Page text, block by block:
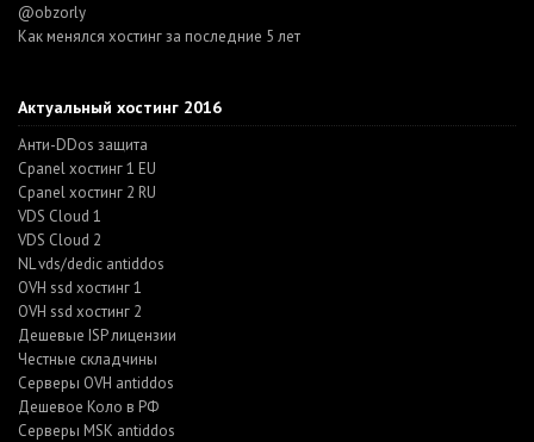
@obzorly
Как менялся хостинг за последние 5 лет
Актуальный хостинг 2016
Анти-DDos защита
Cpanel хостинг 1 EU
Cpanel хостинг 2 RU
VDS Cloud 1
VDS Cloud 2
NL vds/dedic antiddos
OVH ssd хостинг 1
OVH ssd хостинг 2
Дешевые ISP лицензии
Честные складчины
Серверы OVH antiddos
Дешевое Коло в РФ
Серверы MSK antiddos